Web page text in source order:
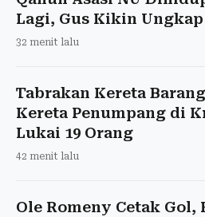
Lagi, Gus Kikin
32 menit lalu
Tabrakan Kereta
Kereta Penumpang di
Lukai 19 Orang
42 menit lalu
Ole Romeny Cetak Gol,